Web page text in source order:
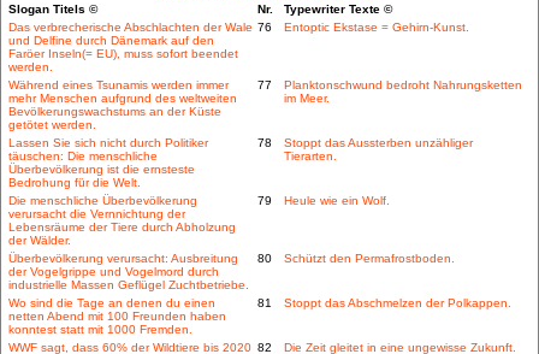
Slogan Titels ©
Nr.
Typewriter Texte ©
Das verbrecherische Abschlachten der Wale
und Delfine durch Dänemark auf den
Faröer Inseln(= EU), muss sofort beendet
werden.
76 Entoptic Ekstase = Gehirn-Kunst.
Während eines Tsunamis werden immer
mehr Menschen aufgrund des weltweiten
Bevölkerungswachstums an der Küste
getötet werden.
77
Planktonschwund bedroht Nahrungsketten
im Meer.
Lassen Sie sich nicht durch Politiker
täuschen: Die menschliche
Überbevölkerung ist die ernsteste
Bedrohung für die Welt.
78
Stoppt das Aussterben unzähliger
Tierarten.
Die menschliche Überbevölkerung
verursacht die Vernnichtung der
Lebensräume der Tiere durch Abholzung
der Wälder.
79 Heule wie ein Wolf.
Überbevölkerung verursacht: Ausbreitung
der Vogelgrippe und Vogelmord durch
industrielle Massen Geflügel Zuchtbetriebe.
80 Schützt den Permafrostboden.
Wo sind die Tage an denen du einen
netten Abend mit 100 Freunden haben
konntest statt mit 1000 Fremden.
81 Stoppt das Abschmelzen der Polkappen.
WWF sagt, dass 60% der Wildtiere bis 2020 82 Die Zeit gleitet in eine ungewisse Zukunft.